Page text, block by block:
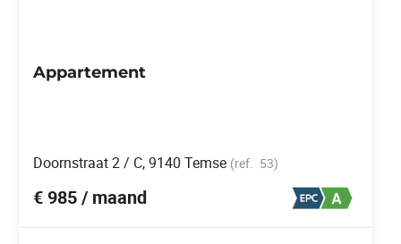
Appartement
Doornstraat 2 / C, 9140 Temse (ref. 53)
€ 985 / maand